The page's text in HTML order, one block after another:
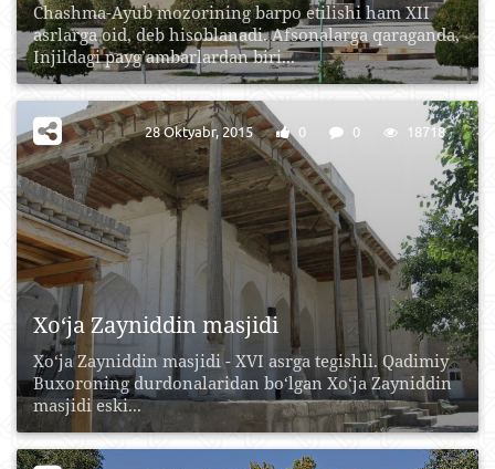
Chashma-Ayub mozorining barpo etilishi ham XII
asrlarga oid, deb hisoblanadi. Afsonalarga qaraganda,
Injildagi payg’ambarlardan biri...
Xo‘ja Zayniddin masjidi
Xo‘ja Zayniddin masjidi - XVI asrga tegishli. Qadimiy
Buxoroning durdonalaridan bo‘lgan Xo‘ja Zayniddin
masjidi eski...
28 Oktyabr, 2015 0 0 18718